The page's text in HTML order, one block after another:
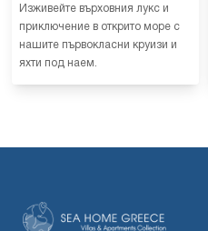
Изживейте върховния лукс и
приключение в открито море с
нашите първокласни круизи и
яхти под наем.